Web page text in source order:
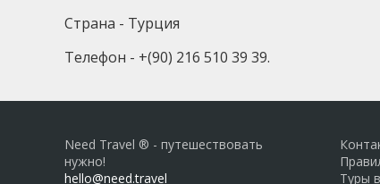
Страна - Турция
Телефон - +(90) 216 510 39 39.
Need Travel ® - путешествовать
нужно!
hello@need.travel
Туры